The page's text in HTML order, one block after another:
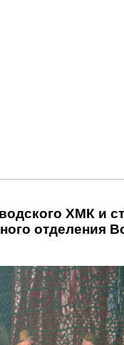
ХМК
отделения